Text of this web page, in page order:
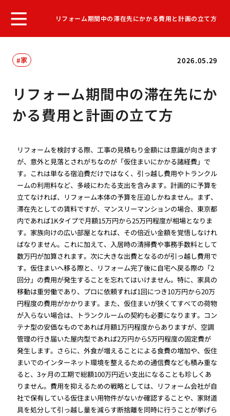
リフォーム期間中の滞在先にかかる費用と計画の立て方
2026.05.29
家
リフォーム期間中の滞在先にか
かる費用と計画の立て方
リフォームを検討する際、工事の見積もり金額には意識が向きます
が、意外と見落とされがちなのが「仮住まいにかかる諸経費」で
す。これは単なる宿泊費だけではなく、引っ越し費用やトランクル
ームの利用料など、多岐にわたる支出を含みます。計画的に予算を
立てなければ、リフォーム本体の予算を圧迫しかねません。まず、
滞在先としての賃料ですが、マンスリーマンションの場合、東京都
内であれば1Kタイプで月額15万円から25万円程度が相場となりま
す。家族向けの広い部屋となれば、その倍近い金額を覚悟しなけれ
ばなりません。これに加えて、入居時の清掃費や事務手数料として
数万円が加算されます。次に大きな出費となるのが引っ越し費用で
す。仮住まいへ移る際と、リフォーム完了後に自宅へ戻る際の「2
回分」の費用が発生することを忘れてはいけません。特に、家具の
移動は重労働であり、プロに依頼すれば1回につき10万円から20万
円程度の費用がかかります。また、仮住まいが狭くてすべての荷物
が入らない場合は、トランクルームの契約も必要になります。コン
テナ型の安価なものであれば月額1万円程度からありますが、空調
管理の行き届いた屋内型であれば2万円から5万円程度の固定費が
発生します。さらに、外食が増えることによる食費の増加や、仮住
まいでのインターネット環境を整えるための通信費なども積み重な
ると、3ヶ月の工期で総額100万円近い支出になることも珍しくあ
りません。費用を抑えるための戦略としては、リフォーム会社が自
社で保有している仮住まい用物件がないか確認することや、家財道
具を処分して引っ越し量を減らす断捨離を同時に行うことが挙げら